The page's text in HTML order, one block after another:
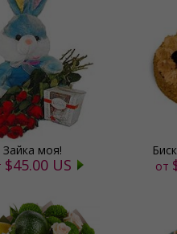
Зайка моя!
$45.00 US
от